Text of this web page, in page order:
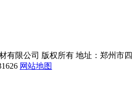
有限公司 版权所有 地址：郑州市四
网站地图